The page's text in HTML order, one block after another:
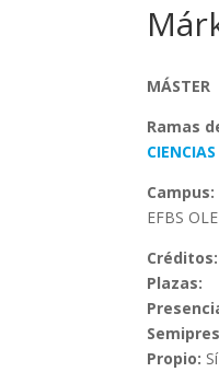
MÁSTER
Ramas
Campus:
EFBS
Créditos:
Plazas:
Propio: Sí